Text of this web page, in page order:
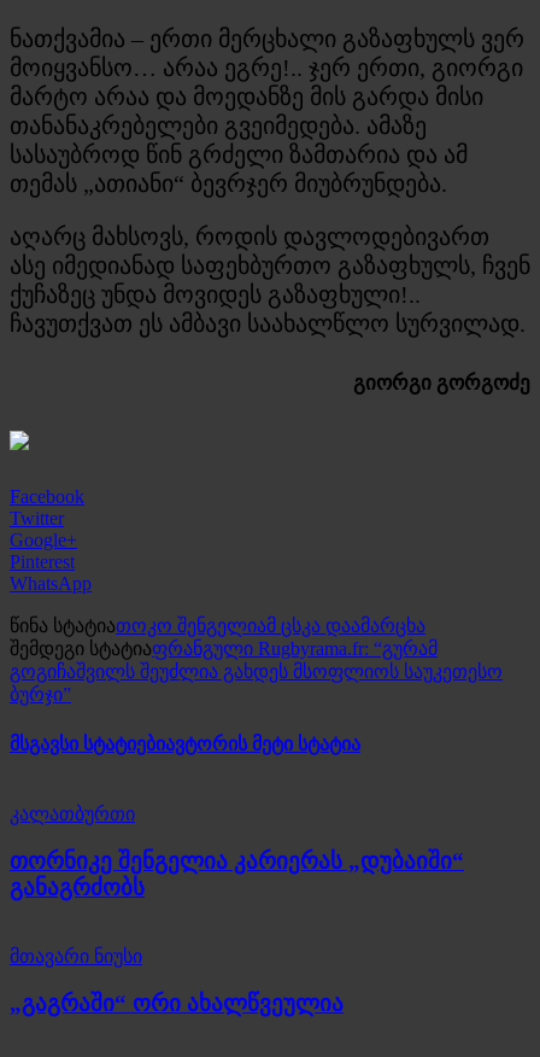
ნათქვამია – ერთი მერცხალი გაზაფხულს ვერ
მოიყვანსო… არაა ეგრე!.. ჯერ ერთი, გიორგი
მარტო არაა და მოედანზე მის გარდა მისი
თანანაკრებელები გვეიმედება. ამაზე
სასაუბროდ წინ გრძელი ზამთარია და ამ
თემას „ათიანი“ ბევრჯერ მიუბრუნდება.
აღარც მახსოვს, როდის დავლოდებივართ
ასე იმედიანად საფეხბურთო გაზაფხულს, ჩვენ
ქუჩაზეც უნდა მოვიდეს გაზაფხული!..
ჩავუთქვათ ეს ამბავი საახალწლო სურვილად.
გიორგი გორგოძე
Facebook
Twitter
Google+
Pinterest
WhatsApp
წინა სტატიათოკო შენგელიამ ცსკა დაამარცხა
შემდეგი სტატიაფრანგული Rugbyrama.fr: “გურამ
გოგიჩაშვილს შეუძლია გახდეს მსოფლიოს საუკეთესო
ბურჯი”
მსგავსი სტატიებიავტორის მეტი სტატია
კალათბურთი
თორნიკე შენგელია კარიერას „დუბაიში“
განაგრძობს
მთავარი ნიუსი
„გაგრაში“ ორი ახალწვეულია